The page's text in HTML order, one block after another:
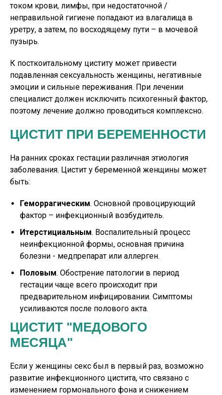
током крови, лимфы, при недостаточной /
неправильной гигиене попадают из влагалища в
уретру, а затем, по восходящему пути – в мочевой
пузырь.
К посткоитальному циститу может привести
подавленная сексуальность женщины, негативные
эмоции и сильные переживания. При лечении
специалист должен исключить психогенный фактор,
поэтому лечение должно проводиться комплексно.
ЦИСТИТ ПРИ БЕРЕМЕННОСТИ
На ранних сроках гестации различная этиология
заболевания. Цистит у беременной женщины может
быть:
Геморрагическим. Основной провоцирующий
фактор – инфекционный возбудитель.
Итерстициальным. Воспалительный процесс
неинфекционной формы, основная причина
болезни - медпрепарат или аллерген.
Половым. Обострение патологии в период
гестации чаще всего происходит при
предварительном инфицировании. Симптомы
усиливаются после полового акта.
ЦИСТИТ "МЕДОВОГО
МЕСЯЦА"
Если у женщины секс был в первый раз, возможно
развитие инфекционного цистита, что связано с
изменением гормонального фона и снижением